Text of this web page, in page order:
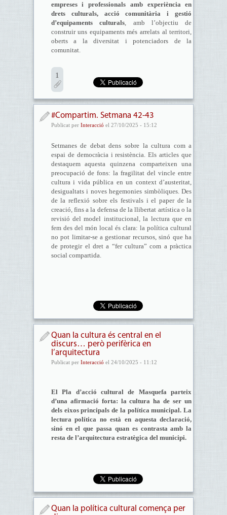
empreses i professionals amb experiència en
drets culturals, acció comunitària i gestió
d’equipaments culturals, amb l’objectiu de
construir uns equipaments més arrelats al territori,
oberts a la diversitat i potenciadors de la
comunitat.
1
#Compartim. Setmana 42-43
Publicat per Interacció el 27/10/2025 - 15:12
Setmanes de debat dens sobre la cultura com a
espai de democràcia i resistència. Els articles que
destaquem aquesta quinzena comparteixen una
preocupació de fons: la fragilitat del vincle entre
cultura i vida pública en un context d’austeritat,
desigualtats i noves hegemonies simbòliques. Des
de la reflexió sobre els festivals i el paper de la
creació, fins a la defensa de la llibertat artística o la
revisió del model institucional, la lectura que en
fem des del món local és clara: la política cultural
no pot limitar-se a gestionar recursos, sinó que ha
de protegir el dret a “fer cultura” com a pràctica
social compartida.
Quan la cultura és central en el
discurs… però perifèrica en
l’arquitectura
Publicat per Interacció el 24/10/2025 - 11:12
El Pla d’acció cultural de Masquefa parteix
d’una afirmació forta: la cultura ha de ser un
dels eixos principals de la política municipal. La
lectura política no està en aquesta declaració,
sinó en el que passa quan es contrasta amb la
resta de l’arquitectura estratègica del municipi.
Quan la política cultural comença per